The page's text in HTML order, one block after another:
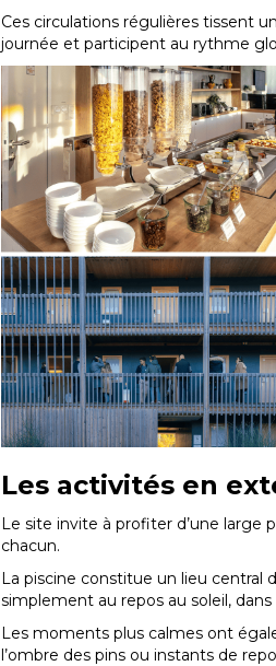
Ces circulations régulières tissent
journée et participent au rythme
Les activités en
Le site invite à profiter d’une large
chacun.
La piscine constitue un lieu central
simplement au repos au soleil,
Les moments plus calmes ont
l’ombre des pins ou instants de